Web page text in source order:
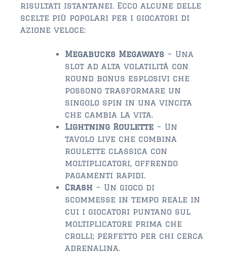
$500,000 – $750,000
$750,000 – $1,000,000
$1,000,000 – $2,000,000
$2,000,000 and up
AMELIA ISLAND
$150,000 and down
$150,000 – $350,000
$350,000 – $500,000
$500,000 – $750,000
$750,000 – $1,000,000
$1,000,000 -$2,000,000
$2,000,000 and up
risultati istantanei. Ecco alcune delle
scelte più popolari per i giocatori di
azione veloce:
Megabucks Megaways – Una
slot ad alta volatilità con
round bonus esplosivi che
possono trasformare un
singolo spin in una vincita
che cambia la vita.
Lightning Roulette – Un
tavolo live che combina
roulette classica con
moltiplicatori, offrendo
pagamenti rapidi.
Crash – Un gioco di
scommesse in tempo reale in
cui i giocatori puntano sul
moltiplicatore prima che
crolli; perfetto per chi cerca
adrenalina.